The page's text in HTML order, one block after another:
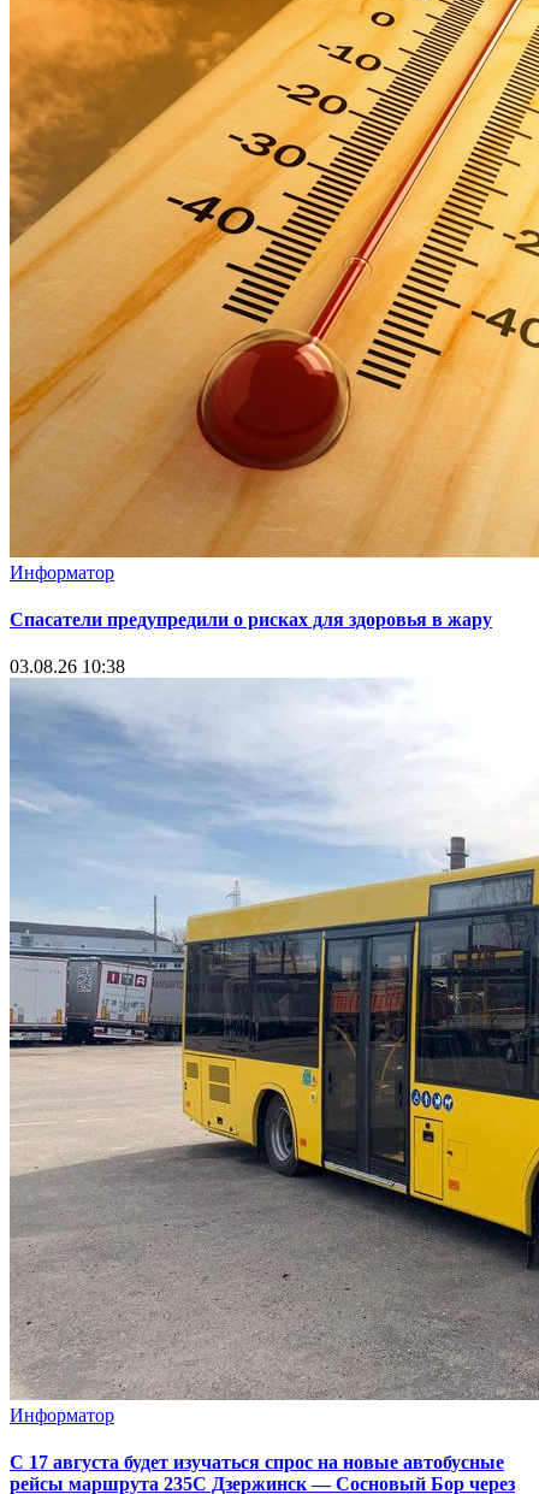
Информатор
Спасатели предупредили о рисках для здоровья в жару
03.08.26 10:38
Информатор
С 17 августа будет изучаться спрос на новые автобусные
рейсы маршрута 235С Дзержинск — Сосновый Бор через